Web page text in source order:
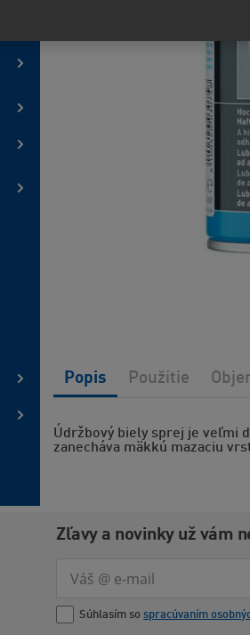
Údržbový biely sprej je veľmi
zanecháva mäkkú mazaciu
Popis Použitie
Zľavy a novinky už vám
Súhlasím so spracúvaním